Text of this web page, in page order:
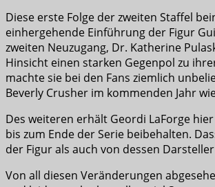
Diese erste Folge der zweiten Staffel
einhergehende Einführung der Figur
zweiten Neuzugang, Dr. Katherine
Hinsicht einen starken Gegenpol zu
machte sie bei den Fans ziemlich
Beverly Crusher im kommenden Jahr
Des weiteren erhält Geordi LaForge
bis zum Ende der Serie beibehalten.
der Figur als auch von dessen
Von all diesen Veränderungen